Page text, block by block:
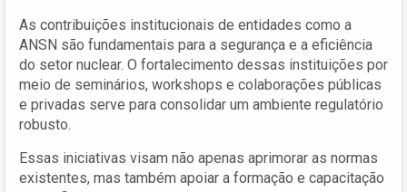
As contribuições institucionais de entidades como a
ANSN são fundamentais para a segurança e a eficiência
do setor nuclear. O fortalecimento dessas instituições por
meio de seminários, workshops e colaborações públicas
e privadas serve para consolidar um ambiente regulatório
robusto.
Essas iniciativas visam não apenas aprimorar as normas
existentes, mas também apoiar a formação e capacitação